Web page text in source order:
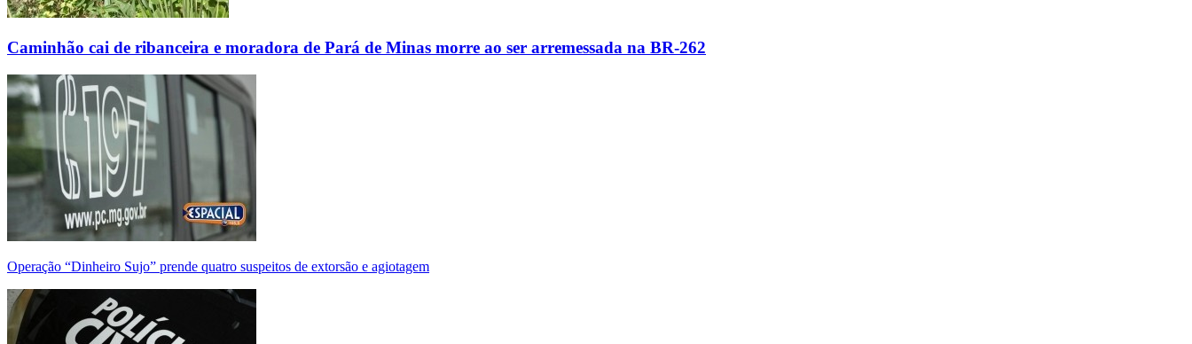
Caminhão cai de ribanceira e moradora de Pará de Minas morre ao ser arremessada na BR-262
Operação “Dinheiro Sujo” prende quatro suspeitos de extorsão e agiotagem